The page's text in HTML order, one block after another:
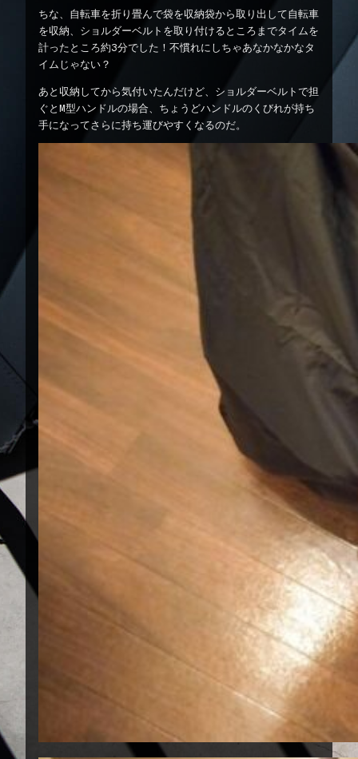
ちな、自転車を折り畳んで袋を収納袋から取り出して自転車
を収納、ショルダーベルトを取り付けるところまでタイムを
計ったところ約3分でした！不慣れにしちゃあなかなかなタ
イムじゃない？
あと収納してから気付いたんだけど、ショルダーベルトで担
ぐとM型ハンドルの場合、ちょうどハンドルのくびれが持ち
手になってさらに持ち運びやすくなるのだ。